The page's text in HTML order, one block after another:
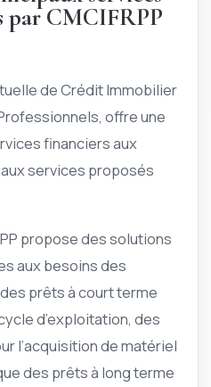
par CMCIFRPP
de Crédit Immobilier
offre une
financiers aux
services proposés
propose des solutions
aux besoins des
prêts à court terme
d’exploitation, des
l’acquisition de matériel
des prêts à long terme